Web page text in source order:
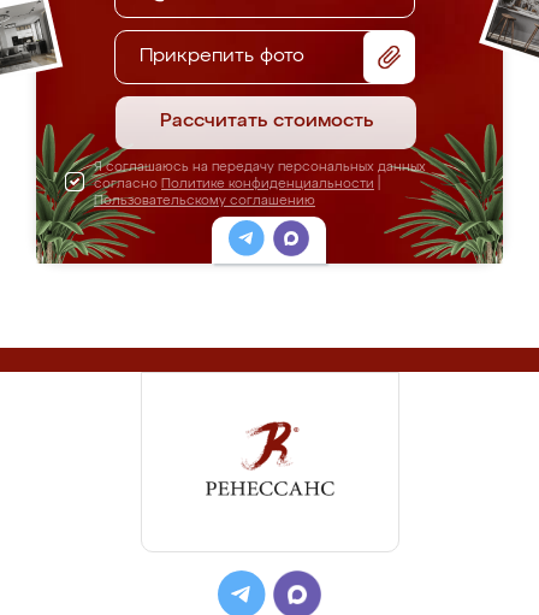
Прикрепить фото
Рассчитать стоимость
Я соглашаюсь на передачу персональных данных
согласно Политике конфиденциальности
Пользовательскому соглашению